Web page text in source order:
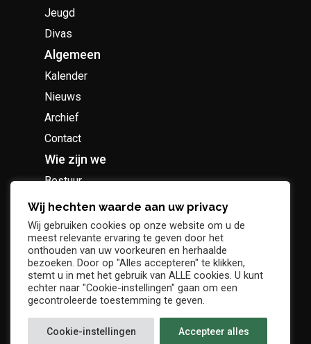
Jeugd
Divas
Algemeen
Kalender
Nieuws
Archief
Contact
Wie zijn we
Bestuur
Geschiedenis
Supportersclub
Socio Business Club
Wij hechten waarde aan uw privacy
Wij gebruiken cookies op onze website om u de
meest relevante ervaring te geven door het
onthouden van uw voorkeuren en herhaalde
bezoeken. Door op "Alles accepteren" te klikken,
stemt u in met het gebruik van ALLE cookies. U kunt
echter naar "Cookie-instellingen" gaan om een
gecontroleerde toestemming te geven.
Cookie-instellingen Accepteer alles